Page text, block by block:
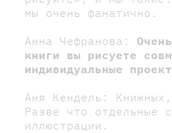
мы очень фанатично.
Анна Чефранова:
книги вы рисуете
индивидуальные
Аня Кендель:
Разве что отдельные
иллюстрации.